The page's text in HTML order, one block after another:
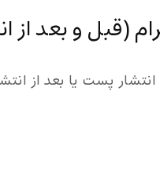
(قبل و بعد از
پست یا بعد از